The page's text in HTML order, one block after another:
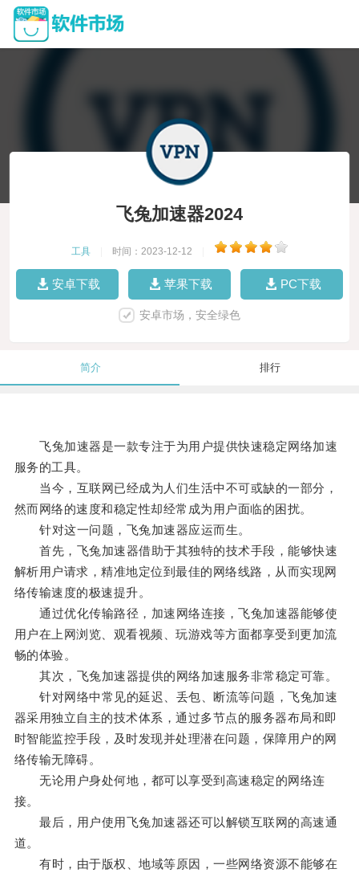
飞兔加速器2024
工具 时间：2023-12-12
安卓下载 苹果下载 PC下载
安卓市场，安全绿色
简介 排行
飞兔加速器是一款专注于为用户提供快速稳定网络加速
服务的工具。
当今，互联网已经成为人们生活中不可或缺的一部分，
然而网络的速度和稳定性却经常成为用户面临的困扰。
针对这一问题，飞兔加速器应运而生。
首先，飞兔加速器借助于其独特的技术手段，能够快速
解析用户请求，精准地定位到最佳的网络线路，从而实现网
络传输速度的极速提升。
通过优化传输路径，加速网络连接，飞兔加速器能够使
用户在上网浏览、观看视频、玩游戏等方面都享受到更加流
畅的体验。
其次，飞兔加速器提供的网络加速服务非常稳定可靠。
针对网络中常见的延迟、丢包、断流等问题，飞兔加速
器采用独立自主的技术体系，通过多节点的服务器布局和即
时智能监控手段，及时发现并处理潜在问题，保障用户的网
络传输无障碍。
无论用户身处何地，都可以享受到高速稳定的网络连
接。
最后，用户使用飞兔加速器还可以解锁互联网的高速通
道。
有时，由于版权、地域等原因，一些网络资源不能够在